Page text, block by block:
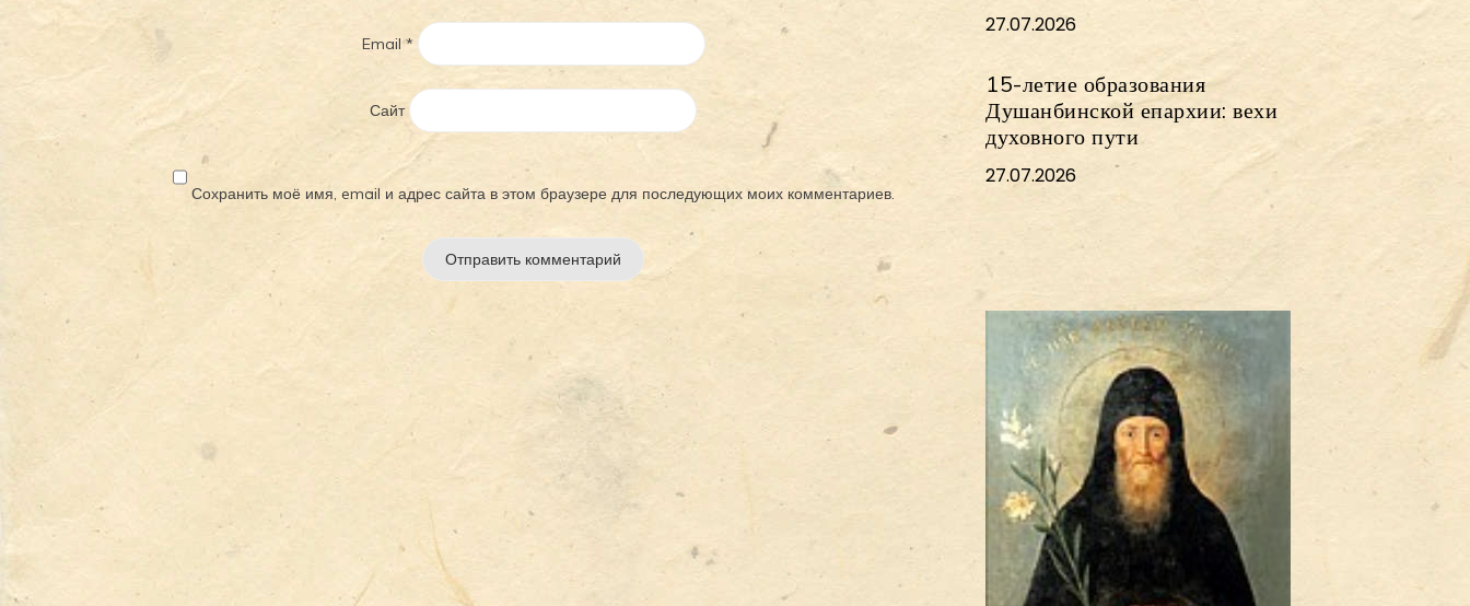
Email*
Сайт
Сохранить моё имя, email и адрес сайта в этом браузере для последующих моих комментариев.
27.07.2026
15-летие образования
Душанбинской епархии: вехи
духовного пути
27.07.2026